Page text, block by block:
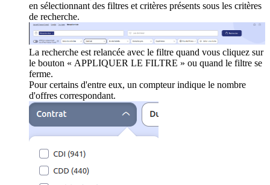
en sélectionnant des filtres et critères présents sous les critères
de recherche.
La recherche est relancée avec le filtre quand vous cliquez sur
le bouton « APPLIQUER LE FILTRE » ou quand le filtre se
ferme.
Pour certains d'entre eux, un compteur indique le nombre
d'offres correspondant.